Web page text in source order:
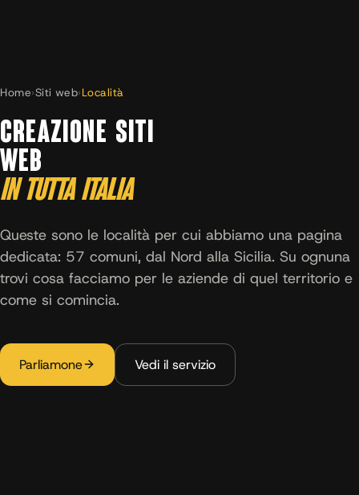
Home›Siti web›Località
CREAZIONE SITI
WEB
IN TUTTA ITALIA
Queste sono le località per cui abbiamo una pagina
dedicata: 57 comuni, dal Nord alla Sicilia. Su ognuna
trovi cosa facciamo per le aziende di quel territorio e
come si comincia.
Parliamone Vedi il servizio